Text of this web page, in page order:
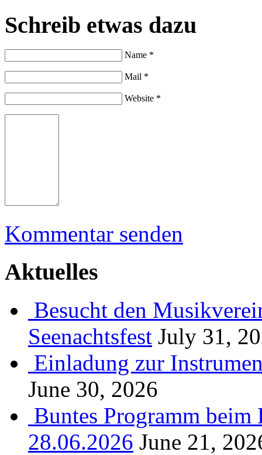
Schreib etwas dazu
Name *
Mail *
Website *
Kommentar senden
Aktuelles
Besucht den
Seenachtsfest July 31,
Einladung zur
June 30, 2026
Buntes Programm
28.06.2026 June 21,